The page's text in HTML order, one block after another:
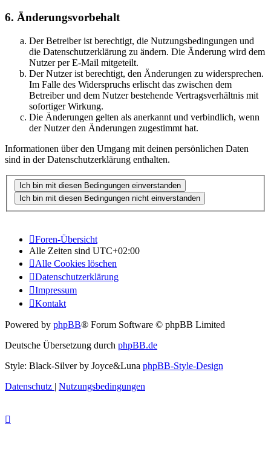
6. Änderungsvorbehalt
Der Betreiber ist berechtigt, die Nutzungsbedingungen und
die Datenschutzerklärung zu ändern. Die Änderung wird dem
Nutzer per E-Mail mitgeteilt.
Der Nutzer ist berechtigt, den Änderungen zu widersprechen.
Im Falle des Widerspruchs erlischt das zwischen dem
Betreiber und dem Nutzer bestehende Vertragsverhältnis mit
sofortiger Wirkung.
Die Änderungen gelten als anerkannt und verbindlich, wenn
der Nutzer den Änderungen zugestimmt hat.
Informationen über den Umgang mit deinen persönlichen Daten
sind in der Datenschutzerklärung enthalten.
Foren-Übersicht
Alle Zeiten sind UTC+02:00
Alle Cookies löschen
Datenschutzerklärung
Impressum
Kontakt
Powered by phpBB® Forum Software © phpBB Limited
Deutsche Übersetzung durch phpBB.de
Style: Black-Silver by Joyce&Luna phpBB-Style-Design
Datenschutz | Nutzungsbedingungen